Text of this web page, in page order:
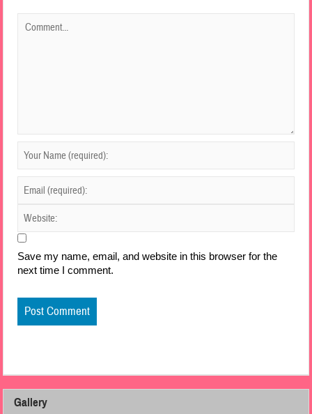
Save my name, email, and website in this browser for the
next time I comment.
Gallery